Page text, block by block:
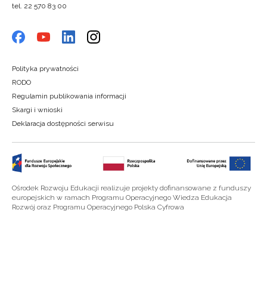
tel. 22 570 83 00
Polityka prywatności
RODO
Regulamin publikowania informacji
Skargi i wnioski
Deklaracja dostępności serwisu
Ośrodek Rozwoju Edukacji realizuje projekty dofinansowane z funduszy
europejskich w ramach Programu Operacyjnego Wiedza Edukacja
Rozwój oraz Programu Operacyjnego Polska Cyfrowa